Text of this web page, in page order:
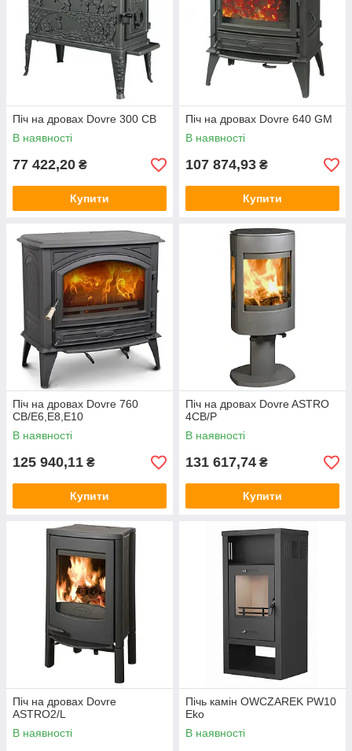
Піч на дровах Dovre 300 CB
В наявності
77 422,20 ₴
Купити
Піч на дровах Dovre 640 GM
В наявності
107 874,93 ₴
Купити
Піч на дровах Dovre 760
CB/E6,E8,E10
В наявності
125 940,11 ₴
Купити
Піч на дровах Dovre ASTRO
4CB/P
В наявності
131 617,74 ₴
Купити
Піч на дровах Dovre
ASTRO2/L
В наявності
Пічь камін OWCZAREK PW10
Eko
В наявності